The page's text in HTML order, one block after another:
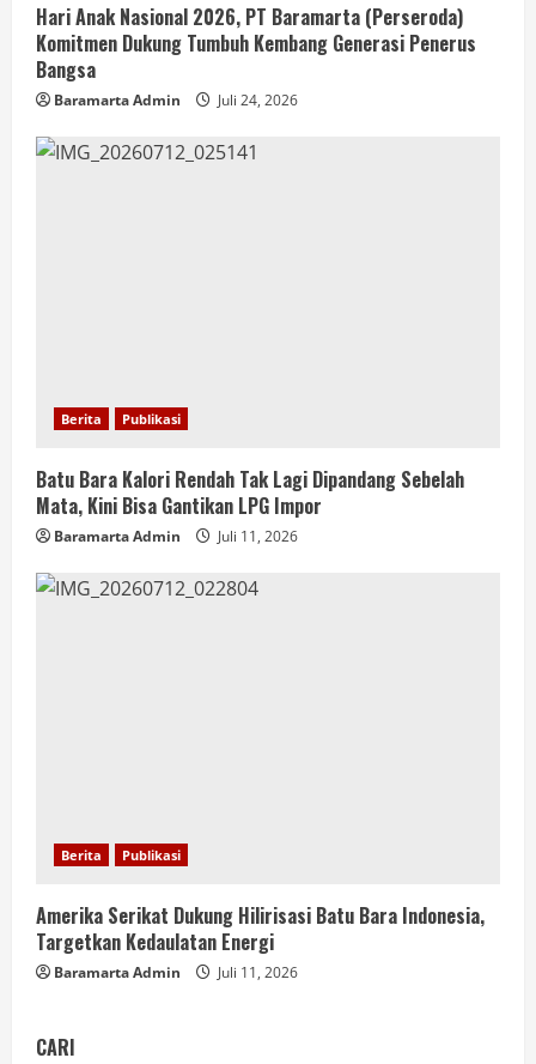
Hari Anak Nasional 2026, PT Baramarta (Perseroda)
Komitmen Dukung Tumbuh Kembang Generasi Penerus
Bangsa
Baramarta Admin Juli 24, 2026
Berita Publikasi
Batu Bara Kalori Rendah Tak Lagi Dipandang Sebelah
Mata, Kini Bisa Gantikan LPG Impor
Baramarta Admin Juli 11, 2026
Berita Publikasi
Amerika Serikat Dukung Hilirisasi Batu Bara Indonesia,
Targetkan Kedaulatan Energi
Baramarta Admin Juli 11, 2026
CARI